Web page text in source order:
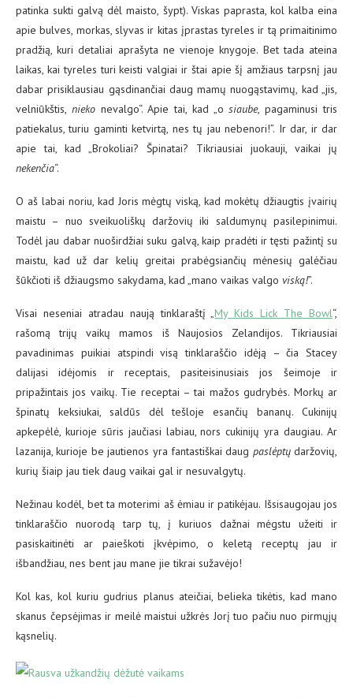
patinka sukti galvą dėl maisto, šypt). Viskas paprasta, kol kalba eina
apie bulves, morkas, slyvas ir kitas įprastas tyreles ir tą primaitinimo
pradžią, kuri detaliai aprašyta ne vienoje knygoje. Bet tada ateina
laikas, kai tyreles turi keisti valgiai ir štai apie šį amžiaus tarpsnį jau
dabar prisiklausiau gąsdinančiai daug mamų nuogąstavimų, kad „jis,
velniūkštis, niekonevalgo“. Apie tai, kad „osiaube, pagaminusi tris
patiekalus, turiu gaminti ketvirtą, nes tų jau nebenori!”. Ir dar, ir dar
apie tai, kad „Brokoliai? Špinatai? Tikriausiai juokauji, vaikai jų
nekenčia“.
O aš labai noriu, kad Joris mėgtų viską, kad mokėtų džiaugtis įvairių
maistu – nuo sveikuoliškų daržovių iki saldumynų pasilepinimui.
Todėl jau dabar nuoširdžiai suku galvą, kaip pradėti ir tęsti pažintį su
maistu, kad už dar kelių greitai prabėgsiančių mėnesių galėčiau
šūkčioti iš džiaugsmo sakydama, kad „mano vaikas valgo viską!”.
Visai neseniai atradau naują tinklaraštį „My Kids Lick The Bowl“,
rašomą trijų vaikų mamos iš Naujosios Zelandijos. Tikriausiai
pavadinimas puikiai atspindi visą tinklaraščio idėją – čia Stacey
dalijasi idėjomis ir receptais, pasiteisinusiais jos šeimoje ir
pripažintais jos vaikų. Tie receptai – tai mažos gudrybės. Morkų ar
špinatų keksiukai, saldūs dėl tešloje esančių bananų. Cukinijų
apkepėlė, kurioje sūris jaučiasi labiau, nors cukinijų yra daugiau. Ar
lazanija, kurioje be jautienos yra fantastiškai daug paslėptųdaržovių,
kurių šiaip jau tiek daug vaikai gal ir nesuvalgytų.
Nežinau kodėl, bet ta moterimi aš ėmiau ir patikėjau. Išsisaugojau jos
tinklaraščio nuorodą tarp tų, į kuriuos dažnai mėgstu užeiti ir
pasiskaitinėti ar paieškoti įkvėpimo, o keletą receptų jau ir
išbandžiau, nes bent jau mane jie tikrai sužavėjo!
Kol kas, kol kuriu gudrius planus ateičiai, belieka tikėtis, kad mano
skanus čepsėjimas ir meilė maistui užkrės Jorį tuo pačiu nuo pirmųjų
kąsnelių.